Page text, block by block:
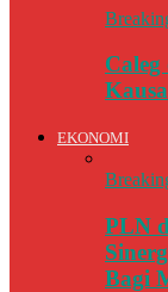
EKONOMI
PLN
Bagi